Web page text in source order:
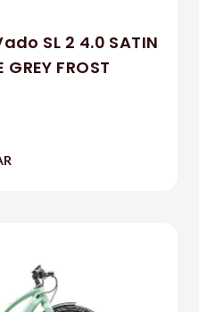
SL 2 4.0 SATIN
FROST